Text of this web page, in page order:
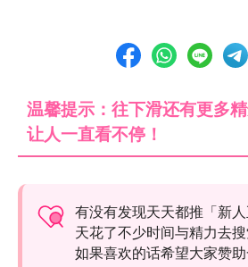
温馨提示：往下滑还有更多
让人一直看不停！
有没有发现天天都推「新
天花了不少时间与精力去搜
如果喜欢的话希望大家赞